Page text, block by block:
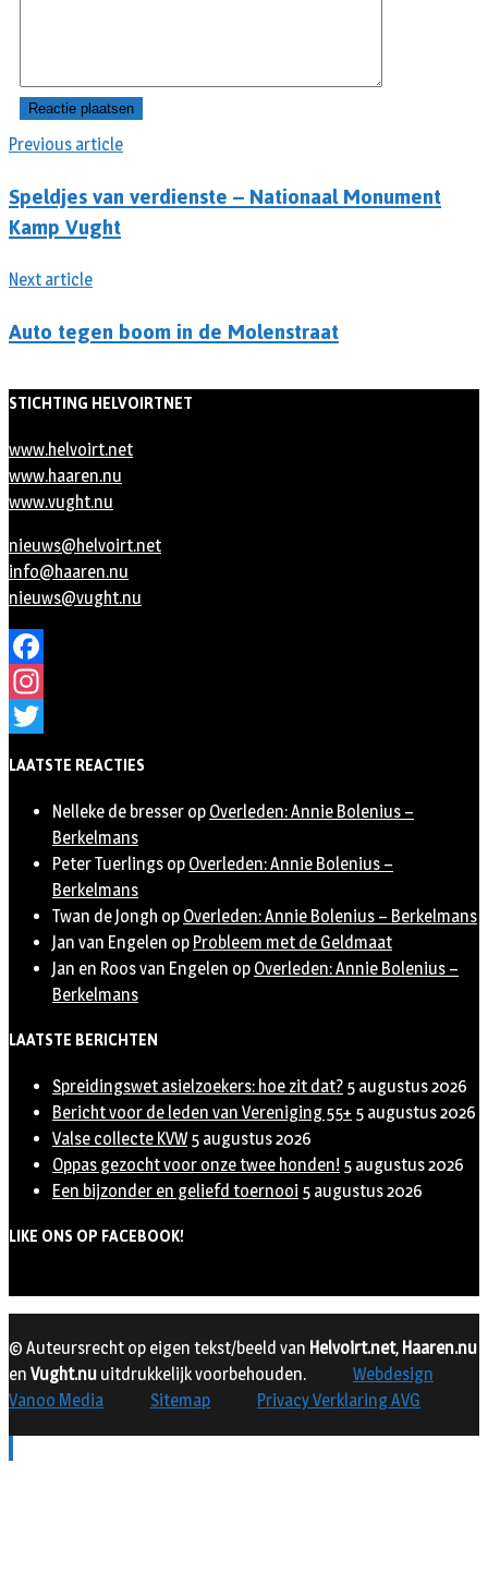
Previous article
Speldjes van verdienste – Nationaal Monument
Kamp Vught
Next article
Auto tegen boom in de Molenstraat
STICHTING HELVOIRTNET
www.helvoirt.net
www.haaren.nu
www.vught.nu
nieuws@helvoirt.net
info@haaren.nu
nieuws@vught.nu
Facebook
Instagram
LAATSTE REACTIES
Nelleke de bresser op Overleden: Annie Bolenius –
Berkelmans
Peter Tuerlings op Overleden: Annie Bolenius –
Berkelmans
Twan de Jongh op Overleden: Annie Bolenius – Berkelmans
Jan van Engelen op Probleem met de Geldmaat
Jan en Roos van Engelen op Overleden: Annie Bolenius –
Berkelmans
LAATSTE BERICHTEN
Spreidingswet asielzoekers: hoe zit dat? 5 augustus 2026
Bericht voor de leden van Vereniging 55+ 5 augustus 2026
Valse collecte KVW 5 augustus 2026
Oppas gezocht voor onze twee honden! 5 augustus 2026
Een bijzonder en geliefd toernooi 5 augustus 2026
LIKE ONS OP FACEBOOK!
© Auteursrecht op eigen tekst/beeld van Helvoirt.net, Haaren.nu
en Vught.nu uitdrukkelijk voorbehouden.
Webdesign
Vanoo Media
Sitemap Privacy Verklaring AVG